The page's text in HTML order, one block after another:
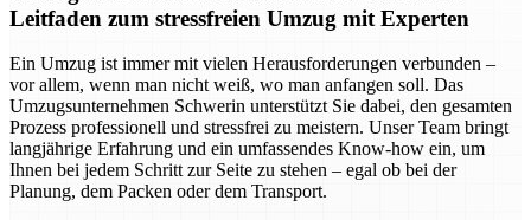
Leitfaden zum stressfreien Umzug mit Experten
Ein Umzug ist immer mit vielen Herausforderungen verbunden –
vor allem, wenn man nicht weiß, wo man anfangen soll. Das
Umzugsunternehmen Schwerin unterstützt Sie dabei, den gesamten
Prozess professionell und stressfrei zu meistern. Unser Team bringt
langjährige Erfahrung und ein umfassendes Know-how ein, um
Ihnen bei jedem Schritt zur Seite zu stehen – egal ob bei der
Planung, dem Packen oder dem Transport.